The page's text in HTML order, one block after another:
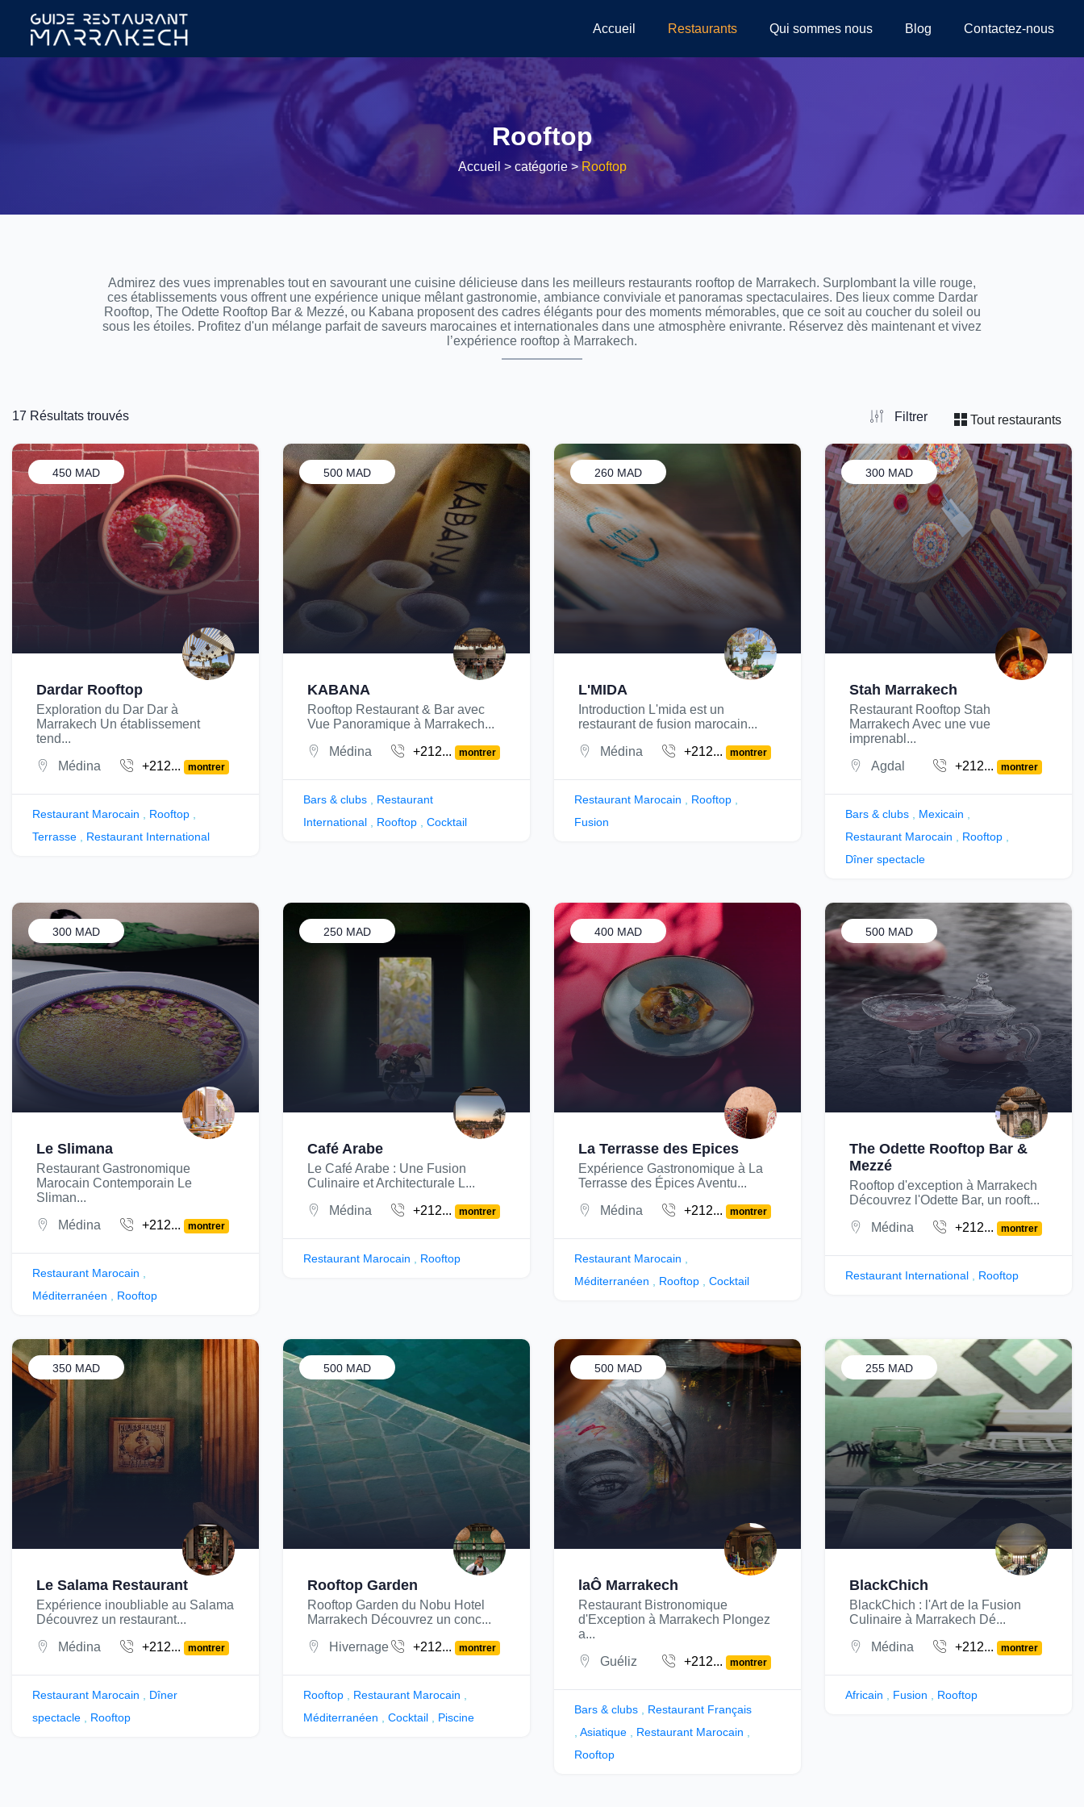
Accueil Restaurants Qui sommes nous Blog Contactez-nous
Rooftop
Accueil > catégorie > Rooftop
Admirez des vues imprenables tout en savourant une cuisine délicieuse dans les meilleurs restaurants rooftop de Marrakech. Surplombant la ville rouge,
ces établissements vous offrent une expérience unique mêlant gastronomie, ambiance conviviale et panoramas spectaculaires. Des lieux comme Dardar
Rooftop, The Odette Rooftop Bar & Mezzé, ou Kabana proposent des cadres élégants pour des moments mémorables, que ce soit au coucher du soleil ou
sous les étoiles. Profitez d'un mélange parfait de saveurs marocaines et internationales dans une atmosphère enivrante. Réservez dès maintenant et vivez
l’expérience rooftop à Marrakech.
17 Résultats trouvés Filtrer Tout restaurants
450 MAD
Dardar Rooftop
Exploration du Dar Dar à
Marrakech Un établissement
tend...
Médina
+212... montrer
Restaurant Marocain Rooftop
Terrasse
Restaurant International
500 MAD
KABANA
Rooftop Restaurant & Bar avec
Vue Panoramique à Marrakech...
Médina
+212... montrer
Bars & clubs
Restaurant
International
Rooftop Cocktail
260 MAD
L'MIDA
Introduction L'mida est un
restaurant de fusion marocain...
Médina
+212... montrer
Restaurant Marocain Rooftop
Fusion
300 MAD
Stah Marrakech
Restaurant Rooftop Stah
Marrakech Avec une vue
imprenabl...
Agdal
+212... montrer
Bars & clubs Mexicain
Restaurant Marocain
Rooftop
Dîner spectacle
300 MAD
Le Slimana
Restaurant Gastronomique
Marocain Contemporain Le
Sliman...
Médina
+212... montrer
Restaurant Marocain
Méditerranéen
Rooftop
250 MAD
Café Arabe
Le Café Arabe : Une Fusion
Culinaire et Architecturale L...
Médina
+212... montrer
Restaurant Marocain Rooftop
400 MAD
La Terrasse des Epices
Expérience Gastronomique à La
Terrasse des Épices Aventu...
Médina
+212... montrer
Restaurant Marocain
Méditerranéen
Rooftop Cocktail
500 MAD
The Odette Rooftop Bar &
Mezzé
Rooftop d'exception à Marrakech
Découvrez l'Odette Bar, un rooft...
Médina
+212... montrer
Restaurant International Rooftop
350 MAD
Le Salama Restaurant
Expérience inoubliable au Salama
Découvrez un restaurant...
Médina
+212... montrer
Restaurant Marocain
Dîner
spectacle
Rooftop
500 MAD
Rooftop Garden
Rooftop Garden du Nobu Hotel
Marrakech Découvrez un conc...
Hivernage
+212... montrer
Rooftop Restaurant Marocain
Méditerranéen
Cocktail Piscine
500 MAD
laÔ Marrakech
Restaurant Bistronomique
d'Exception à Marrakech Plongez
a...
Guéliz
+212... montrer
Bars & clubs
Restaurant Français
Asiatique Restaurant Marocain
Rooftop
255 MAD
BlackChich
BlackChich : l'Art de la Fusion
Culinaire à Marrakech Dé...
Médina
+212... montrer
Africain Fusion Rooftop